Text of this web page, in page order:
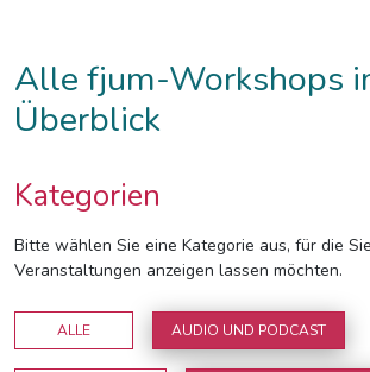
Alle fjum-Workshops
Überblick
Kategorien
Bitte wählen Sie eine Kategorie aus, für die
Veranstaltungen anzeigen lassen möchten.
ALLE AUDIO UND PODCAST